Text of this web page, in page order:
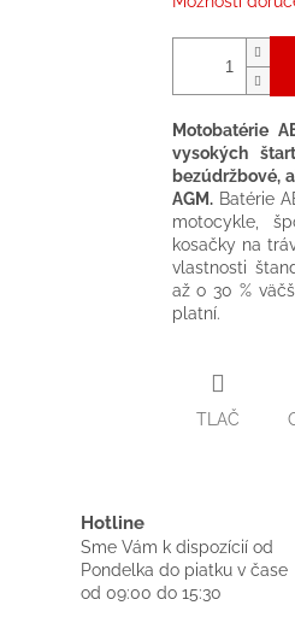
Motobatérie
vysokých
bezúdržbové,
AGM.Batérie
motocykle,
kosačky na
vlastnosti
až o 30 %
platní.
TLAČ
Hotline
Sme Vám k dispozícií od
Pondelka do piatku v čase
od 09:00 do 15:30